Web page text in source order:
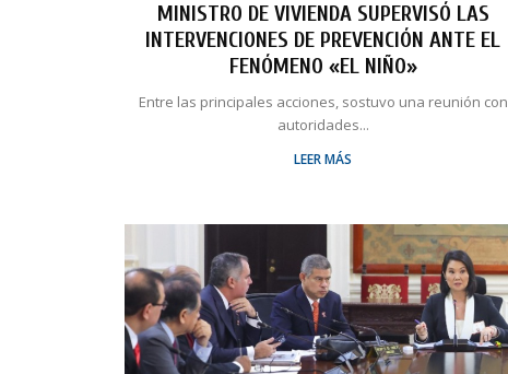
MINISTRO DE VIVIENDA SUPERVISÓ LAS
INTERVENCIONES DE PREVENCIÓN ANTE EL
FENÓMENO «EL NIÑO»
Entre las principales acciones, sostuvo una reunión con
autoridades...
LEER MÁS